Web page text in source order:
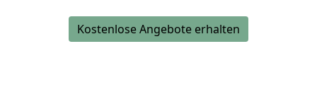
Kostenlose Angebote erhalten